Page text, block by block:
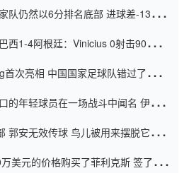
队仍然以6分排名底部 进球差-13令人
西1-4阿根廷：Vinicius 0射击90分钟
次亮相 中国国家足球队错过了世界
的年轻球员在一场战斗中闻名 伊万放
郭安无效传球 鸟儿被用来摆脱它
美元的价格购买了菲利克斯 签了7年